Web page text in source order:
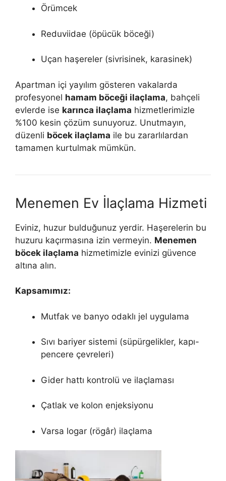
Örümcek
Reduviidae (öpücük böceği)
Uçan haşereler (sivrisinek, karasinek)
Apartman içi yayılım gösteren vakalarda
profesyonel hamam böceği ilaçlama, bahçeli
evlerde ise karınca ilaçlama hizmetlerimizle
%100 kesin çözüm sunuyoruz. Unutmayın,
düzenli böcek ilaçlama ile bu zararlılardan
tamamen kurtulmak mümkün.
Menemen Ev İlaçlama Hizmeti
Eviniz, huzur bulduğunuz yerdir. Haşerelerin bu
huzuru kaçırmasına izin vermeyin. Menemen
böcek ilaçlama hizmetimizle evinizi güvence
altına alın.
Kapsamımız:
Mutfak ve banyo odaklı jel uygulama
Sıvı bariyer sistemi (süpürgelikler, kapı-
pencere çevreleri)
Gider hattı kontrolü ve ilaçlaması
Çatlak ve kolon enjeksiyonu
Varsa logar (rögâr) ilaçlama